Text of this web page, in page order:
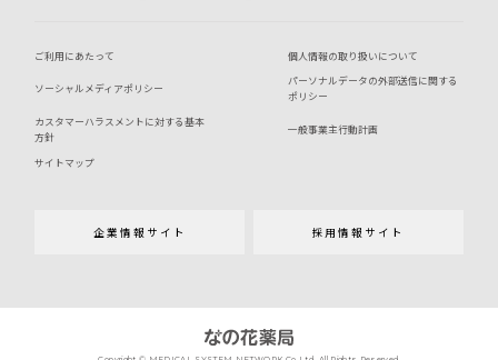
企業情報サイト 採用情報サイト
ご利用にあたって 個人情報の取り扱いについて
ソーシャルメディアポリシー
パーソナルデータの外部送信に関する
ポリシー
カスタマーハラスメントに対する基本
方針
一般事業主行動計画
サイトマップ